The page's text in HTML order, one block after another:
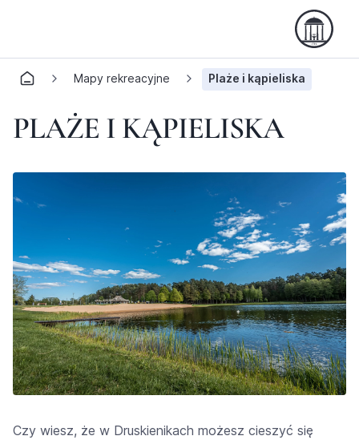
Mapy rekreacyjne Plaże i kąpieliska
PLAŻE I KĄPIELISKA
Czy wiesz, że w Druskienikach możesz cieszyć się